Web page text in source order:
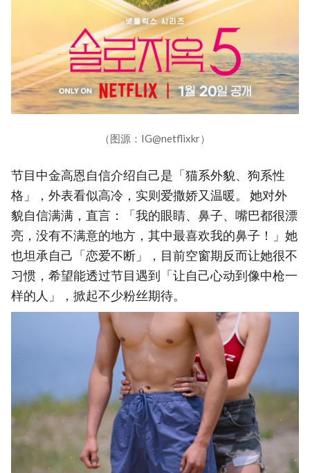
（图源：IG@netflixkr）
节目中金高恩自信介绍自己是「猫系外貌、狗系性
格」，外表看似高冷，实则爱撒娇又温暖。 她对外
貌自信满满，直言：「我的眼睛、鼻子、嘴巴都很漂
亮，没有不满意的地方，其中最喜欢我的鼻子！」她
也坦承自己「恋爱不断」，目前空窗期反而让她很不
习惯，希望能透过节目遇到「让自己心动到像中枪一
样的人」，掀起不少粉丝期待。